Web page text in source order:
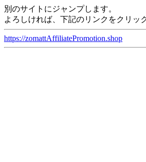
別のサイトにジャンプします。
よろしければ、下記のリンクをクリッ
https://zomattAffiliatePromotion.shop